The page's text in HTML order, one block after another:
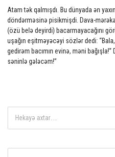
Atam tək qalmışdı. Bu dünyada ən
döndərməsinə pisikmişdi. Dava-
(özü belə deyirdi) bacarmayacağını
uşağın eşitməyəcəyi sözlər dedi:
gedirəm bacımın evinə, məni
səninlə gələcəm!”
for: